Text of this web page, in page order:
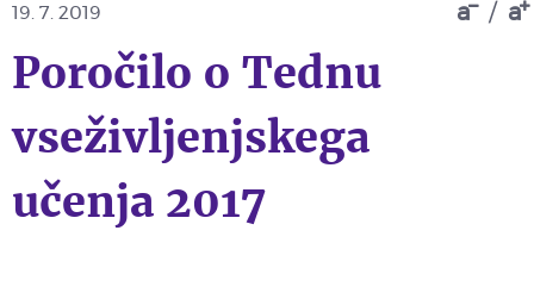
a / a
19. 7. 2019
Poročilo o Tednu
vseživljenjskega
učenja 2017